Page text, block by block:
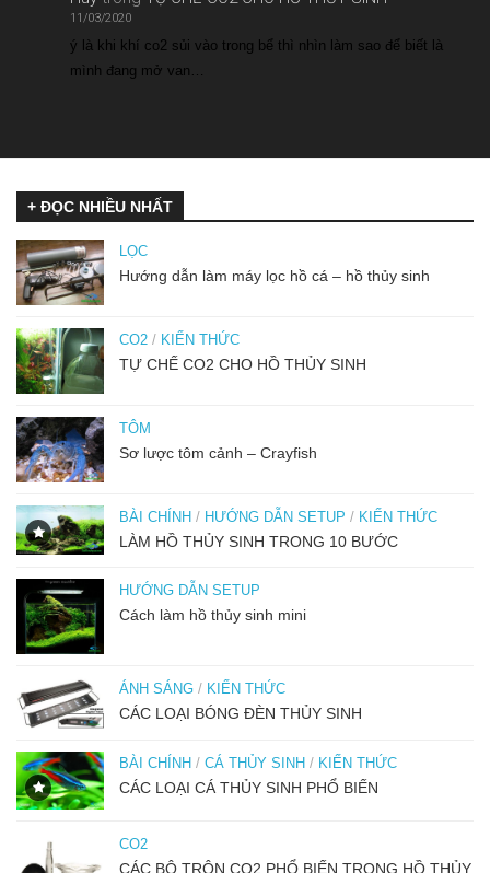
11/03/2020
ý là khi khí co2 sủi vào trong bể thì nhìn làm sao để biết là
mình đang mở van…
+ ĐỌC NHIỀU NHẤT
LỌC
Hướng dẫn làm máy lọc hồ cá – hồ thủy sinh
CO2 / KIẾN THỨC
TỰ CHẾ CO2 CHO HỒ THỦY SINH
TÔM
Sơ lược tôm cảnh – Crayfish
BÀI CHÍNH / HƯỚNG DẪN SETUP / KIẾN THỨC
LÀM HỒ THỦY SINH TRONG 10 BƯỚC
HƯỚNG DẪN SETUP
Cách làm hồ thủy sinh mini
ÁNH SÁNG / KIẾN THỨC
CÁC LOẠI BÓNG ĐÈN THỦY SINH
BÀI CHÍNH / CÁ THỦY SINH / KIẾN THỨC
CÁC LOẠI CÁ THỦY SINH PHỔ BIẾN
CO2
CÁC BỘ TRỘN CO2 PHỔ BIẾN TRONG HỒ THỦY